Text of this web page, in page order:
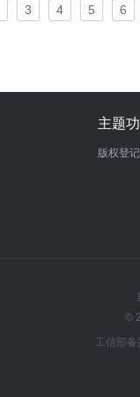
3 4 5 6
主题
版权登
©
工信部